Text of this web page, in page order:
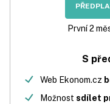
První 2
S
Web Ekonom.cz
Možnost sdílet